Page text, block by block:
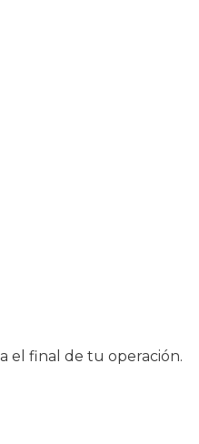
el final de tu operación.